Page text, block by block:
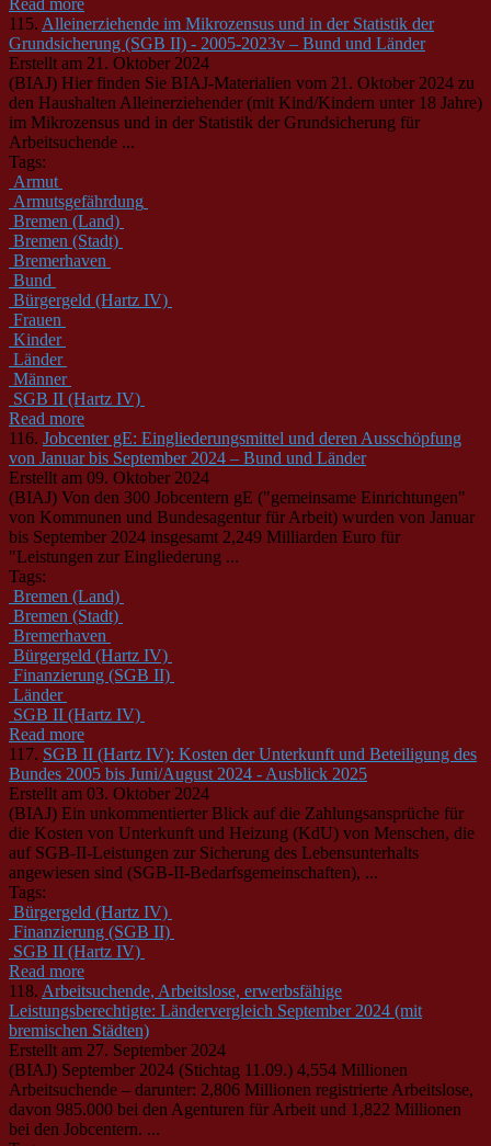
115. Alleinerziehende im Mikrozensus und in der Statistik der
Grundsicherung (SGB II) - 2005-2023v – Bund und Länder
Erstellt am 21. Oktober 2024
(BIAJ) Hier finden Sie BIAJ-Materialien vom 21. Oktober 2024 zu
den Haushalten Alleinerziehender (mit Kind/Kindern unter 18 Jahre)
im Mikrozensus und in der Statistik der Grundsicherung für
Arbeitsuchende ...
Tags:
Armut
Armutsgefährdung
Bremen (Land)
Bremen (Stadt)
Bremerhaven
Bund
Bürgergeld (Hartz IV)
Frauen
Kinder
Länder
Männer
SGB II (Hartz IV)
Read more
116. Jobcenter gE: Eingliederungsmittel und deren Ausschöpfung
von Januar bis September 2024 – Bund und Länder
Erstellt am 09. Oktober 2024
(BIAJ) Von den 300 Jobcentern gE ("gemeinsame Einrichtungen"
von Kommunen und Bundesagentur für Arbeit) wurden von Januar
bis September 2024 insgesamt 2,249 Milliarden Euro für
"Leistungen zur Eingliederung ...
Tags:
Bremen (Land)
Bremen (Stadt)
Bremerhaven
Bürgergeld (Hartz IV)
Finanzierung (SGB II)
Länder
SGB II (Hartz IV)
Read more
117. SGB II (Hartz IV): Kosten der Unterkunft und Beteiligung des
Bundes 2005 bis Juni/August 2024 - Ausblick 2025
Erstellt am 03. Oktober 2024
(BIAJ) Ein unkommentierter Blick auf die Zahlungsansprüche für
die Kosten von Unterkunft und Heizung (KdU) von Menschen, die
auf SGB-II-Leistungen zur Sicherung des Lebensunterhalts
angewiesen sind (SGB-II-Bedarfsgemeinschaften), ...
Tags:
Bürgergeld (Hartz IV)
Finanzierung (SGB II)
SGB II (Hartz IV)
Read more
118. Arbeitsuchende, Arbeitslose, erwerbsfähige
Leistungsberechtigte: Ländervergleich September 2024 (mit
bremischen Städten)
Erstellt am 27. September 2024
(BIAJ) September 2024 (Stichtag 11.09.) 4,554 Millionen
Arbeitsuchende – darunter: 2,806 Millionen registrierte Arbeitslose,
davon 985.000 bei den Agenturen für Arbeit und 1,822 Millionen
bei den Jobcentern. ...